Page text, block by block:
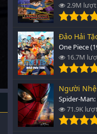
2.9M
Đảo Hải
One Piece
16.7M
Người
Spider-Man:
71.9K